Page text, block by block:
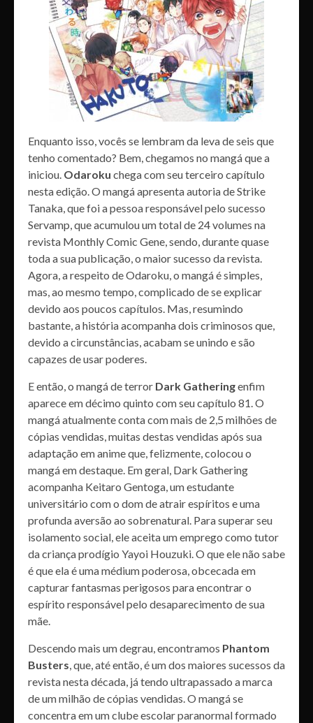
Enquanto isso, vocês se lembram da leva de seis que
tenho comentado? Bem, chegamos no mangá que a
iniciou. Odaroku chega com seu terceiro capítulo
nesta edição. O mangá apresenta autoria de Strike
Tanaka, que foi a pessoa responsável pelo sucesso
Servamp, que acumulou um total de 24 volumes na
revista Monthly Comic Gene, sendo, durante quase
toda a sua publicação, o maior sucesso da revista.
Agora, a respeito de Odaroku, o mangá é simples,
mas, ao mesmo tempo, complicado de se explicar
devido aos poucos capítulos. Mas, resumindo
bastante, a história acompanha dois criminosos que,
devido a circunstâncias, acabam se unindo e são
capazes de usar poderes.
E então, o mangá de terror Dark Gatheringenfim
aparece em décimo quinto com seu capítulo 81. O
mangá atualmente conta com mais de 2,5 milhões de
cópias vendidas, muitas destas vendidas após sua
adaptação em anime que, felizmente, colocou o
mangá em destaque. Em geral, Dark Gathering
acompanha Keitaro Gentoga, um estudante
universitário com o dom de atrair espíritos e uma
profunda aversão ao sobrenatural. Para superar seu
isolamento social, ele aceita um emprego como tutor
da criança prodígio Yayoi Houzuki. O que ele não sabe
é que ela é uma médium poderosa, obcecada em
capturar fantasmas perigosos para encontrar o
espírito responsável pelo desaparecimento de sua
mãe.
Descendo mais um degrau, encontramos Phantom
Busters , que, até então, é um dos maiores sucessos da
revista nesta década, já tendo ultrapassado a marca
de um milhão de cópias vendidas. O mangá se
concentra em um clube escolar paranormal formado